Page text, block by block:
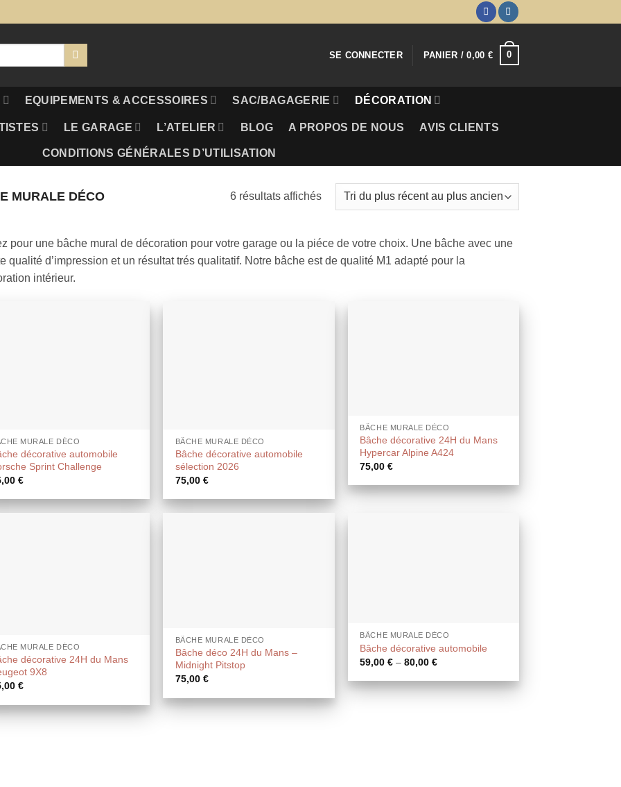
SE CONNECTER PANIER /0,00 € 0
EQUIPEMENTS & ACCESSOIRES SAC/BAGAGERIE DÉCORATION
LE GARAGE L’ATELIER BLOG A PROPOS DE NOUS AVIS CLIENTS
CONDITIONS GÉNÉRALES D’UTILISATION
MURALE DÉCO 6 résultats affichésTrié
récent
au
pour une bâche mural de décoration pour votre garage ou la piéce de votre choix. Une bâche avec une
qualité d’impression et un résultat trés qualitatif. Notre bâche est de qualité M1 adapté pour la
intérieur.
MURALE DÉCO
décorative automobile
Sprint Challenge
€
BÂCHE MURALE DÉCO
Bâche décorative automobile
sélection 2026
75,00 €
BÂCHE MURALE DÉCO
Bâche décorative 24H du Mans
Hypercar Alpine A424
75,00€
MURALE DÉCO
décorative 24H du Mans
9X8
€
BÂCHE MURALE DÉCO
Bâche déco 24H du Mans –
Midnight Pitstop
75,00 €
BÂCHE MURALE DÉCO
Bâche décorative automobile
59,00€ –80,00€